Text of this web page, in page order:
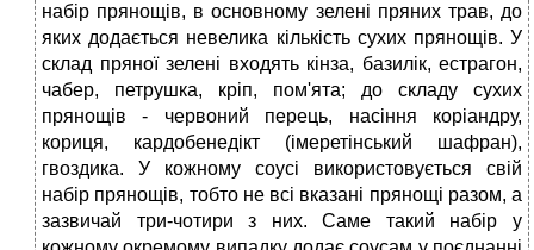
набір прянощів, в основному зелені пряних трав, до
яких додається невелика кількість сухих прянощів. У
склад пряної зелені входять кінза, базилік, естрагон,
чабер, петрушка, кріп, пом'ята; до складу сухих
прянощів - червоний перець, насіння коріандру,
кориця, кардобенедікт (імеретінський шафран),
гвоздика. У кожному соусі використовується свій
набір прянощів, тобто не всі вказані прянощі разом, а
зазвичай три-чотири з них. Саме такий набір у